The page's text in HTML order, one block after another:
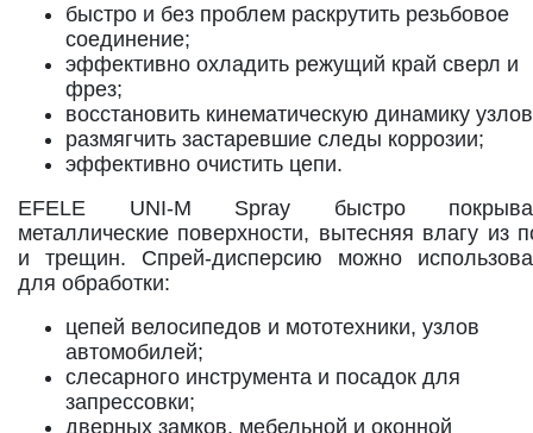
быстро и без проблем раскрутить резьбовое
соединение;
эффективно охладить режущий край сверл и
фрез;
восстановить кинематическую динамику
размягчить застаревшие следы коррозии;
эффективно очистить цепи.
EFELE UNI-M Spray быстро
металлические поверхности, вытесняя влагу из
и трещин. Спрей-дисперсию можно
для обработки:
цепей велосипедов и мототехники, узлов
автомобилей;
слесарного инструмента и посадок для
запрессовки;
дверных замков, мебельной и оконной